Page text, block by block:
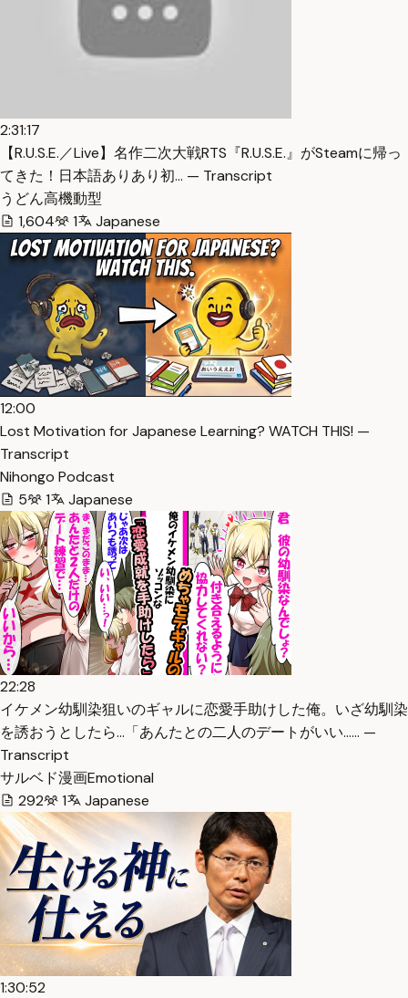
2:31:17
【R.U.S.E.／Live】名作二次大戦RTS『R.U.S.E.』がSteamに帰っ
てきた！日本語ありあり初… — Transcript
うどん高機動型
1,604
1 Japanese
12:00
Lost Motivation for Japanese Learning? WATCH THIS! —
Transcript
Nihongo Podcast
5
1 Japanese
22:28
イケメン幼馴染狙いのギャルに恋愛手助けした俺。いざ幼馴染
を誘おうとしたら…「あんたとの二人のデートがいい…… —
Transcript
サルベド漫画Emotional
292
1 Japanese
1:30:52